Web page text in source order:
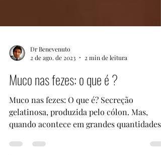
Dr Benevenuto
2 de ago. de 2023
2 min de leitura
Muco nas fezes: o que é ?
Muco nas fezes: O que é? Secreção
quando acontece em grandes quantidades,